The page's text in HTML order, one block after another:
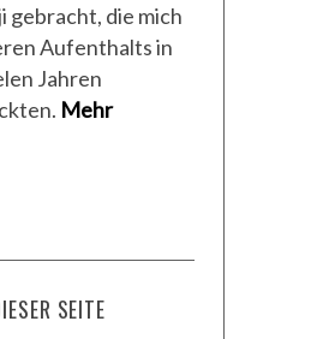
gebracht, die mich
Aufenthalts in
Jahren
Mehr
SEITE